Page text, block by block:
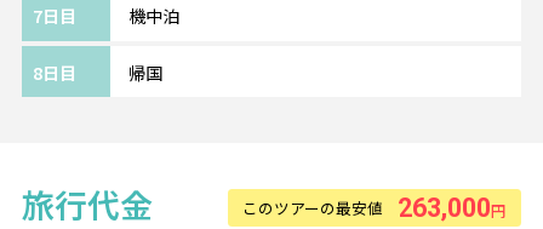
ください。
7日目 機中泊
8日目 帰国
旅行代金 このツアーの最安値 263,000円